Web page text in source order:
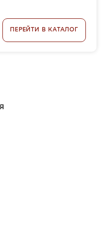
ПЕРЕЙТИ В КАТАЛОГ